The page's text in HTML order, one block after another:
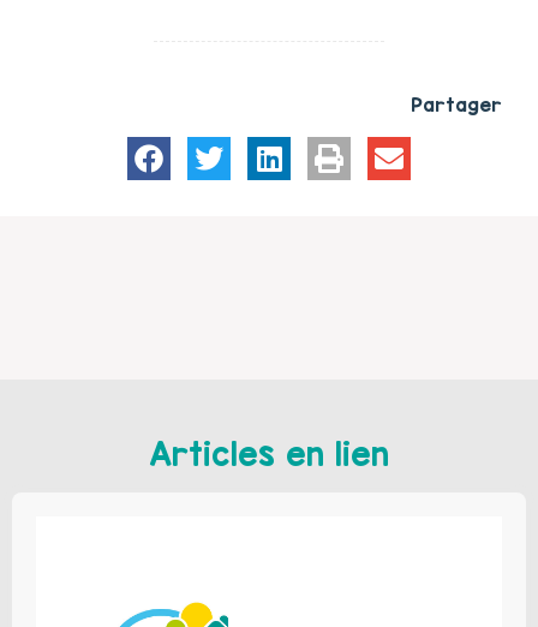
Partager
Articles en lien